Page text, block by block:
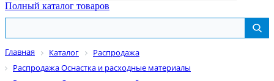
Полный каталог товаров
Главная Каталог
Распродажа
Распродажа Оснастка и расходные материалы